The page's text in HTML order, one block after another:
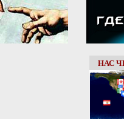
НАС